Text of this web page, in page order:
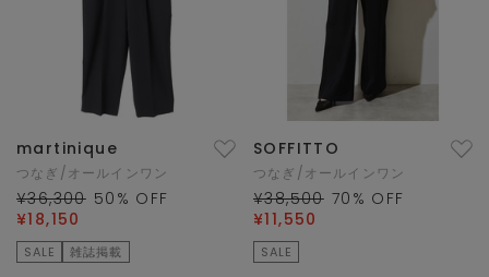
martinique
つなぎ/オールインワン
¥36,300 50 % OFF
¥18,150
SALE 雑誌掲載
SOFFITTO
つなぎ/オールインワン
¥38,500 70 % OFF
¥11,550
SALE